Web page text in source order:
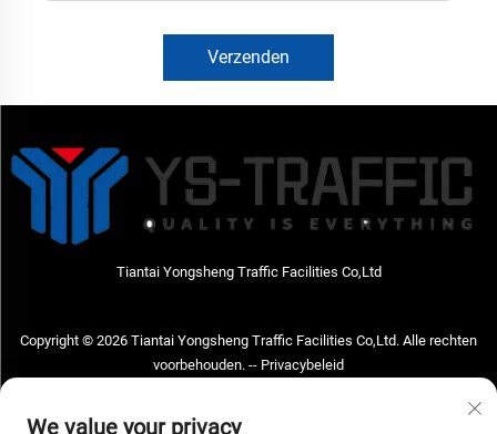
Verzenden
Tiantai Yongsheng Traffic Facilities Co,Ltd
Copyright © 2026 Tiantai Yongsheng Traffic Facilities Co,Ltd. Alle rechten
voorbehouden. -- Privacybeleid
We value your privacy